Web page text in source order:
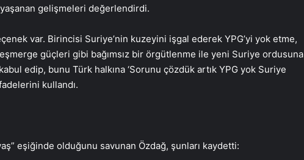
gelişmeleri değerlendirdi.
var. Birincisi Suriye’nin kuzeyini işgal ederek YPG’yi yok etme,
güçleri gibi bağımsız bir örgütlenme ile yeni Suriye ordusuna
edip, bunu Türk halkına ‘Sorunu çözdük artık YPG yok Suriye
kullandı.
eşiğinde olduğunu savunan Özdağ, şunları kaydetti: